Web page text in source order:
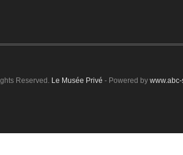
Reserved. Le Musée Privé - Powered by